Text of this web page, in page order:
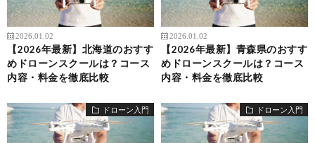
2026.01.02
【2026年最新】北海道のおすす
めドローンスクールは？コース
内容・料金を徹底比較
2026.01.02
【2026年最新】青森県のおすす
めドローンスクールは？コース
内容・料金を徹底比較
ドローン入門 ドローン入門